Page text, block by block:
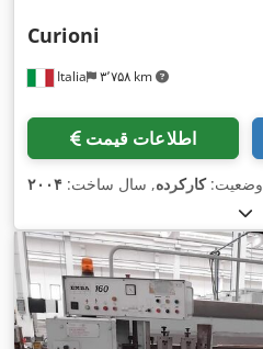
Italia ۳٬۷۵۸ km
Curioni
اطلاعات قیمت
وضعیت:کارکرده, سال ساخت: ۲۰۰۴